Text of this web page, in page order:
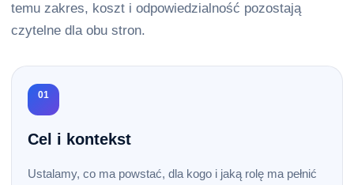
temu zakres, koszt i odpowiedzialność pozostają
czytelne dla obu stron.
01
Cel i kontekst
Ustalamy, co ma powstać, dla kogo i jaką rolę ma pełnić